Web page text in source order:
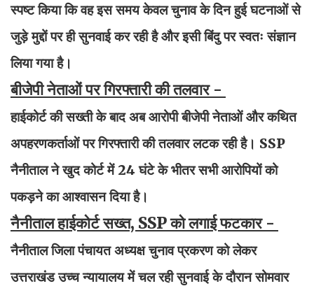
स्पष्ट किया कि वह इस समय केवल चुनाव के दिन हुई घटनाओं से
जुड़े मुद्दों पर ही सुनवाई कर रही है और इसी बिंदु पर स्वतः संज्ञान
लिया गया है।
बीजेपी नेताओं पर गिरफ्तारी की तलवार -
हाईकोर्ट की सख्ती के बाद अब आरोपी बीजेपी नेताओं और कथित
अपहरणकर्ताओं पर गिरफ्तारी की तलवार लटक रही है। SSP
नैनीताल ने खुद कोर्ट में 24 घंटे के भीतर सभी आरोपियों को
पकड़ने का आश्वासन दिया है।
नैनीताल हाईकोर्ट सख्त, SSP को लगाई फटकार -
नैनीताल जिला पंचायत अध्यक्ष चुनाव प्रकरण को लेकर
उत्तराखंड उच्च न्यायालय में चल रही सुनवाई के दौरान सोमवार